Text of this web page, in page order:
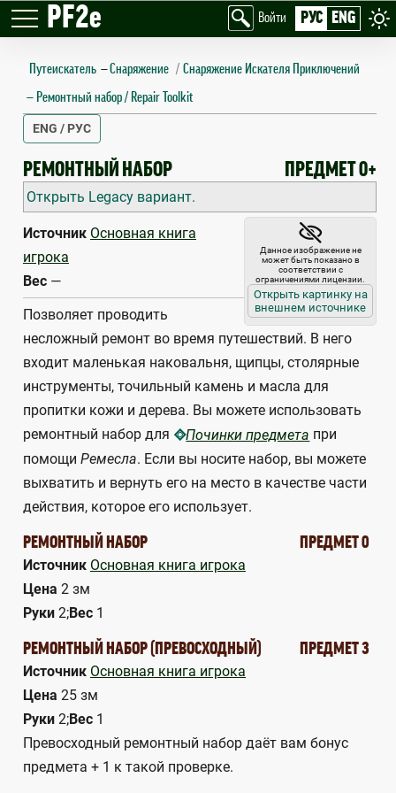
PF2e Войти РУС ENG
Путеискатель —Снаряжение
Снаряжение Искателя Приключений
Ремонтный набор / Repair Toolkit
ENG / РУС
РЕМОНТНЫЙ НАБОР
REPAIR TOOLKIT ПРЕДМЕТ 0+
Открыть Legacy вариант.
Данное изображение не
может быть показано в
соответствии с
ограничениями лицензии.
Открыть картинку на
внешнем источнике
Источник Основная книга
игрока
Вес —
Позволяет проводить
несложный ремонт во время путешествий. В него
входит маленькая наковальня, щипцы, столярные
инструменты, точильный камень и масла для
пропитки кожи и дерева. Вы можете использовать
ремонтный набор для
Починки предмета при
помощи Ремесла. Если вы носите набор, вы можете
выхватить и вернуть его на место в качестве части
действия, которое его использует.
РЕМОНТНЫЙ НАБОР ПРЕДМЕТ 0
Источник Основная книга игрока
Цена 2 зм
Руки 2;Вес 1
РЕМОНТНЫЙ НАБОР (ПРЕВОСХОДНЫЙ) ПРЕДМЕТ 3
Источник Основная книга игрока
Цена 25 зм
Руки 2;Вес 1
Превосходный ремонтный набор даёт вам бонус
предмета + 1 к такой проверке.